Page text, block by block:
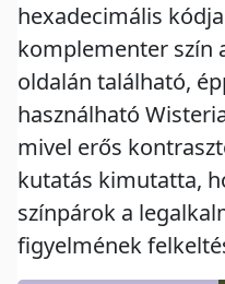
hexadecimális
komplementer szín
oldalán található,
használható
mivel erős
kutatás kimutatta,
színpárok a
figyelmének